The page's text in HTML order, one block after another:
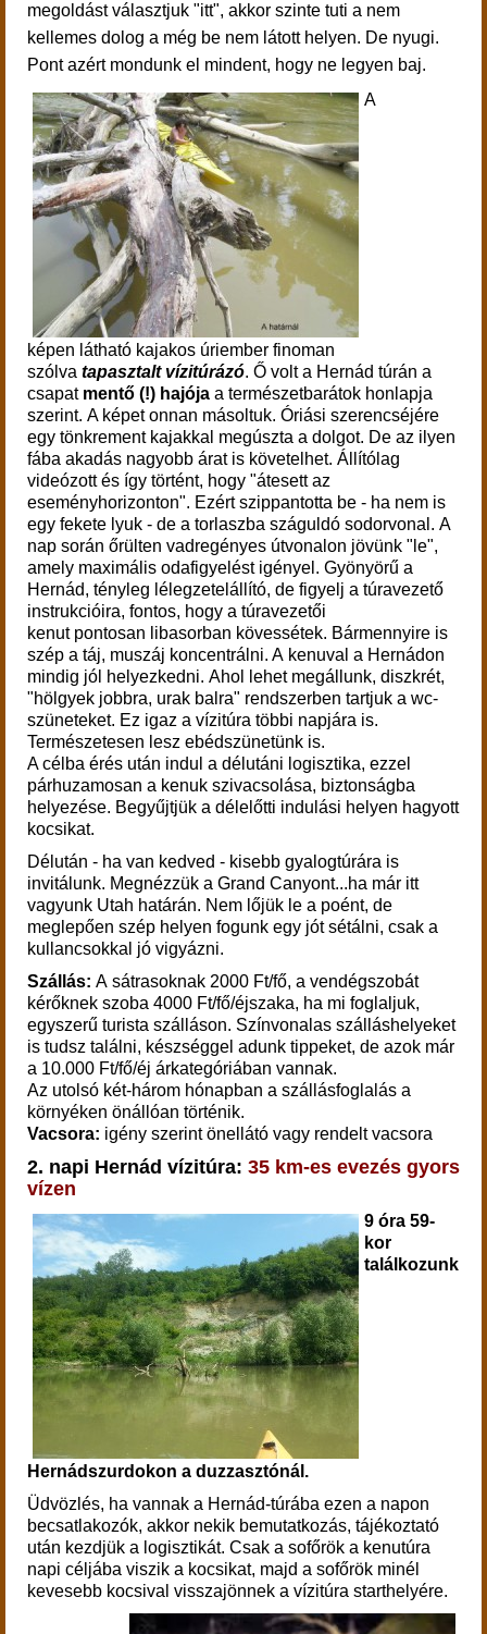
megoldást választjuk "itt", akkor szinte tuti a nem
kellemes dolog a még be nem látott helyen. De nyugi.
Pont azért mondunk el mindent, hogy ne legyen baj.
A
képen látható kajakos úriember finoman
szólva tapasztalt vízitúrázó. Ő volt a Hernád túrán a
csapat mentő (!) hajója a természetbarátok honlapja
szerint. A képet onnan másoltuk. Óriási szerencséjére
egy tönkrement kajakkal megúszta a dolgot. De az ilyen
fába akadás nagyobb árat is követelhet. Állítólag
videózott és így történt, hogy "átesett az
eseményhorizonton". Ezért szippantotta be - ha nem is
egy fekete lyuk - de a torlaszba száguldó sodorvonal. A
nap során őrülten vadregényes útvonalon jövünk "le",
amely maximális odafigyelést igényel. Gyönyörű a
Hernád, tényleg lélegzetelállító, de figyelj a túravezető
instrukcióira, fontos, hogy a túravezetői
kenut pontosan libasorban kövessétek. Bármennyire is
szép a táj, muszáj koncentrálni. A kenuval a Hernádon
mindig jól helyezkedni. Ahol lehet megállunk, diszkrét,
"hölgyek jobbra, urak balra" rendszerben tartjuk a wc-
szüneteket. Ez igaz a vízitúra többi napjára is.
Természetesen lesz ebédszünetünk is.
A célba érés után indul a délutáni logisztika, ezzel
párhuzamosan a kenuk szivacsolása, biztonságba
helyezése. Begyűjtjük a délelőtti indulási helyen hagyott
kocsikat.
Délután - ha van kedved - kisebb gyalogtúrára is
invitálunk. Megnézzük a Grand Canyont...ha már itt
vagyunk Utah határán. Nem lőjük le a poént, de
meglepően szép helyen fogunk egy jót sétálni, csak a
kullancsokkal jó vigyázni.
Szállás: A sátrasoknak 2000 Ft/fő, a vendégszobát
kérőknek szoba 4000 Ft/fő/éjszaka, ha mi foglaljuk,
egyszerű turista szálláson. Színvonalas szálláshelyeket
is tudsz találni, készséggel adunk tippeket, de azok már
a 10.000 Ft/fő/éj árkategóriában vannak.
Az utolsó két-három hónapban a szállásfoglalás a
környéken önállóan történik.
Vacsora: igény szerint önellátó vagy rendelt vacsora
2. napi Hernád vízitúra: 35 km-es evezés gyors
vízen
9 óra 59-
kor
találkozunk
Hernádszurdokon a duzzasztónál.
Üdvözlés, ha vannak a Hernád-túrába ezen a napon
becsatlakozók, akkor nekik bemutatkozás, tájékoztató
után kezdjük a logisztikát. Csak a sofőrök a kenutúra
napi céljába viszik a kocsikat, majd a sofőrök minél
kevesebb kocsival visszajönnek a vízitúra starthelyére.